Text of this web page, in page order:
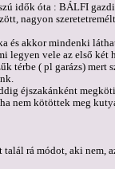
idők óta : BÁLFI
nagyon
és akkor mindenki
legyen vele az első két
térbe ( pl garázs)
éjszakánként
nem kötöttek meg
rá módot, aki nem,